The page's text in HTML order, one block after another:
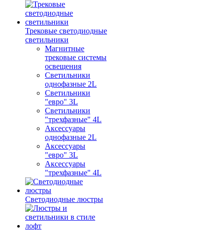
Трековые светодиодные
светильники
Магнитные
трековые системы
освещения
Светильники
однофазные 2L
Светильники
"евро" 3L
Светильники
"трехфазные" 4L
Аксессуары
однофазные 2L
Аксессуары
"евро" 3L
Аксессуары
"трехфазные" 4L
Светодиодные люстры